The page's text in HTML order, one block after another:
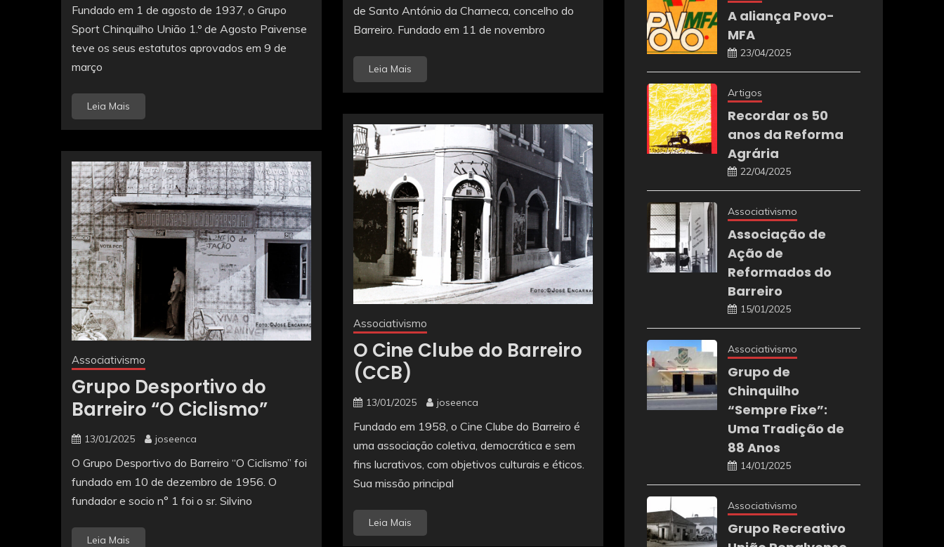
de Santo António da Charneca, concelho do
Barreiro. Fundado em 11 de novembro
Leia Mais
Fundado em 1 de agosto de 1937, o Grupo
Sport Chinquilho União 1.º de Agosto Paivense
teve os seus estatutos aprovados em 9 de
março
Leia Mais
Associativismo
O Cine Clube do Barreiro
(CCB)
13/01/2025 joseenca
Fundado em 1958, o Cine Clube do Barreiro é
uma associação coletiva, democrática e sem
fins lucrativos, com objetivos culturais e éticos.
Sua missão principal
Leia Mais
Associativismo
Grupo Desportivo do
Barreiro “O Ciclismo”
13/01/2025 joseenca
O Grupo Desportivo do Barreiro “O Ciclismo” foi
fundado em 10 de dezembro de 1956. O
fundador e socio n° 1 foi o sr. Silvino
Leia Mais
A aliança Povo-
MFA
23/04/2025
Artigos
Recordar os 50
anos da Reforma
Agrária
22/04/2025
Associativismo
Associação de
Ação de
Reformados do
Barreiro
15/01/2025
Associativismo
Grupo de
Chinquilho
“Sempre Fixe”:
Uma Tradição de
88 Anos
14/01/2025
Associativismo
Grupo Recreativo